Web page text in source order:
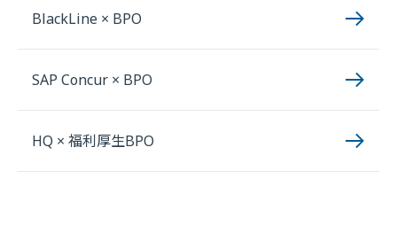
BlackLine × BPO
SAP Concur × BPO
HQ × 福利厚生BPO